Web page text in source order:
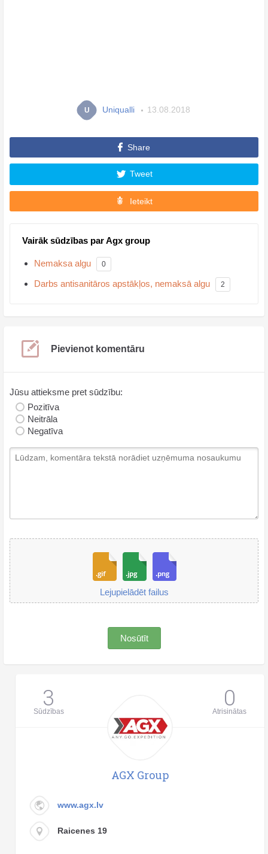
U Uniqualli 13.08.2018
Share
Tweet
Ieteikt
Vairāk sūdzības par Agx group
Nemaksa algu 0
Darbs antisanitāros apstākļos, nemaksā algu 2
Pievienot komentāru
Jūsu attieksme pret sūdzību:
Pozitīva
Neitrāla
Negatīva
Lejupielādēt failus
Nosūtīt
3
Sūdzības 0
Atrisinātas
AGX Group
www.agx.lv
Raicenes 19